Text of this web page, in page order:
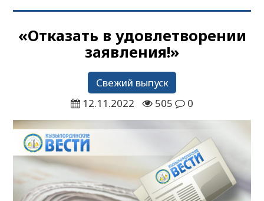
«Отказать в удовлетворении
заявления!»
Свежий выпуск
12.11.2022
505 0